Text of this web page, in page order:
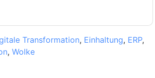
Transformation, Einhaltung, ERP,
, Wolke